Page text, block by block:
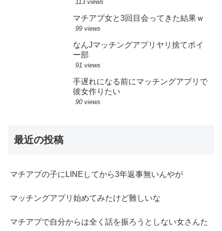
113 views
マチアプ女と3回目会ってきた結果ｗ
99 views
なんJマッチングアプリヤリ捨てポイ
ー部
91 views
手遅れになる前にマッチングアプリで
彼女作りたい
90 views
最近の投稿
マチアプの子にLINEしてから3年返事無いんやが
マッチングアプリ始めてみたけど難しいな
マチアプで自分からは全く話を振ろうとしない女さんた